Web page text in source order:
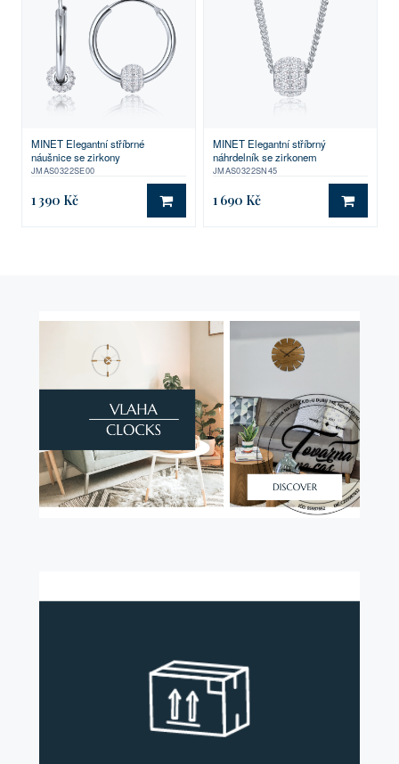
MINET Elegantní stříbrné
náušnice se zirkony
JMAS0322SE00
1 390 Kč DO KOŠÍKU
MINET Elegantní stříbrný
náhrdelník se zirkonem
JMAS0322SN45
1 690 Kč DO